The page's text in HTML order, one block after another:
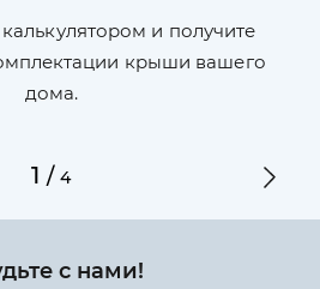
и получите
крыши вашего
дома.
1 /4
с нами!